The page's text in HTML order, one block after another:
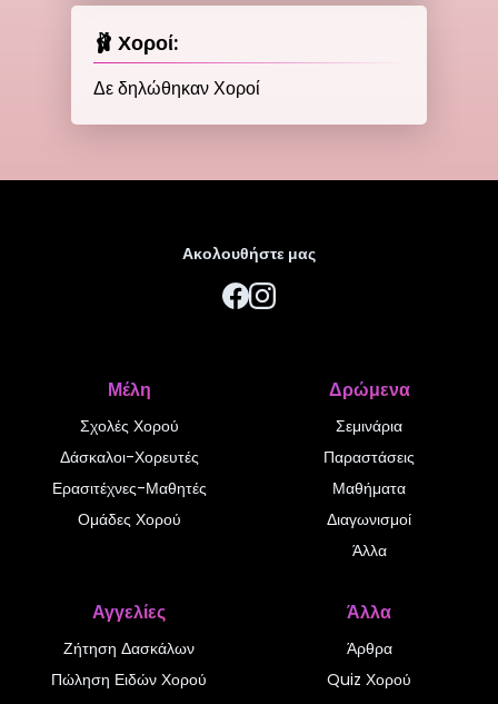
🩰 Χοροί:
Δε δηλώθηκαν Χοροί
Ακολουθήστε μας
Μέλη
Σχολές Χορού
Δάσκαλοι-Χορευτές
Ερασιτέχνες-Μαθητές
Ομάδες Χορού
Δρώμενα
Σεμινάρια
Παραστάσεις
Μαθήματα
Διαγωνισμοί
Άλλα
Αγγελίες
Ζήτηση Δασκάλων
Πώληση Ειδών Χορού
Άλλα
Άρθρα
Quiz Χορού